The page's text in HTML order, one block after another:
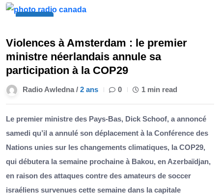
Violences à Amsterdam : le premier
ministre néerlandais annule sa
participation à la COP29
Radio Awledna / 2 ans 0 1 min read
Le premier ministre des Pays-Bas, Dick Schoof, a annoncé
samedi qu’il a annulé son déplacement à la Conférence des
Nations unies sur les changements climatiques, la COP29,
qui débutera la semaine prochaine à Bakou, en Azerbaïdjan,
en raison des attaques contre des amateurs de soccer
israéliens survenues cette semaine dans la capitale